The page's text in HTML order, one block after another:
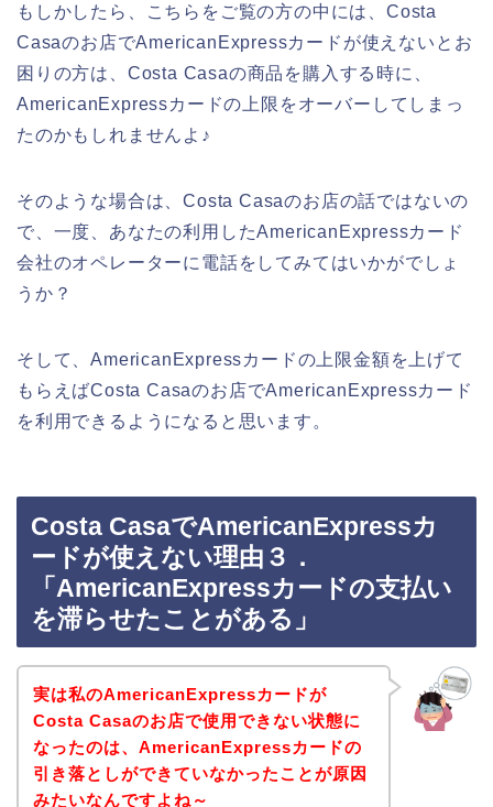
もしかしたら、こちらをご覧の方の中には、Costa
Casaのお店でAmericanExpressカードが使えないとお
困りの方は、Costa Casaの商品を購入する時に、
AmericanExpressカードの上限をオーバーしてしまっ
たのかもしれませんよ♪
そのような場合は、Costa Casaのお店の話ではないの
で、一度、あなたの利用したAmericanExpressカード
会社のオペレーターに電話をしてみてはいかがでしょ
うか？
そして、AmericanExpressカードの上限金額を上げて
もらえばCosta Casaのお店でAmericanExpressカード
を利用できるようになると思います。
Costa CasaでAmericanExpressカ
ードが使えない理由３．
「AmericanExpressカードの支払い
を滞らせたことがある」
実は私のAmericanExpressカードが
Costa Casaのお店で使用できない状態に
なったのは、AmericanExpressカードの
引き落としができていなかったことが原因
みたいなんですよね～